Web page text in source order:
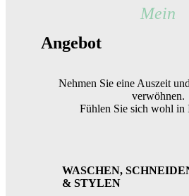
Mein
Angebot
Nehmen Sie eine Auszeit
verwöhnen.
Fühlen Sie sich wohl in
WASCHEN,
& STYLEN